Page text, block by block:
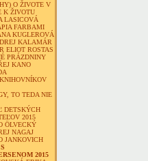
O ŽIVOTE V
K ŽIVOTU
LASICOVÁ
FARBAMI
KUGLEROVÁ
KALAMÁR
ELIOT ROSTAS
PRÁZDNINY
KANO
TO TEDA NIE
DETSKÝCH
2015
ÖLVECKÝ
NAGAJ
JANKOVICH
2015